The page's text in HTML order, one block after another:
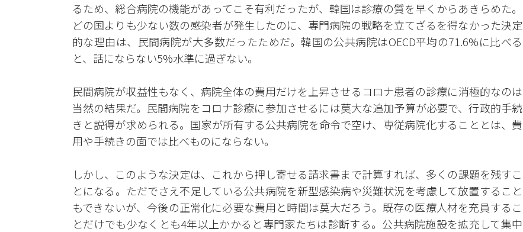
るため、総合病院の機能があってこそ有利だったが、韓国は診療の質を早くからあきらめた。
どの国よりも少ない数の感染者が発生したのに、専門病院の戦略を立てざるを得なかった決定
的な理由は、民間病院が大多数だったためだ。韓国の公共病院はOECD平均の71.6%に比べる
と、話にならない5%水準に過ぎない。
民間病院が収益性もなく、病院全体の費用だけを上昇させるコロナ患者の診療に消極的なのは
当然の結果だ。民間病院をコロナ診療に参加させるには莫大な追加予算が必要で、行政的手続
きと説得が求められる。国家が所有する公共病院を命令で空け、専従病院化することとは、費
用や手続きの面では比べものにならない。
しかし、このような決定は、これから押し寄せる請求書まで計算すれば、多くの課題を残すこ
とになる。ただでさえ不足している公共病院を新型感染病や災難状況を考慮して放置すること
もできないが、今後の正常化に必要な費用と時間は莫大だろう。既存の医療人材を充員するこ
とだけでも少なくとも4年以上かかると専門家たちは診断する。公共病院施設を拡充して集中